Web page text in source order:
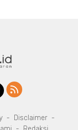
Disclaimer